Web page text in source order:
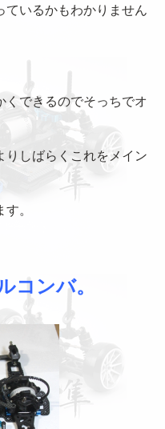
ているかもわかりません
くできるのでそっちでオ
りしばらくこれをメイン
。
コンバ。